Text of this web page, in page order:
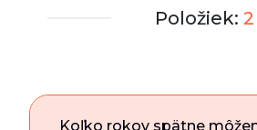
Položiek: 2
Koľko rokov spätne